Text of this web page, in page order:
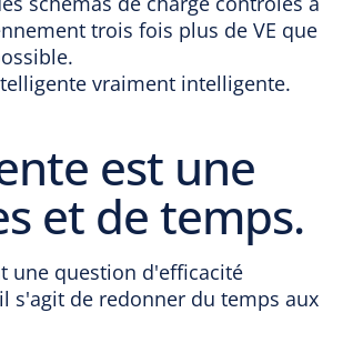
trois fois plus de VE que
vraiment intelligente.
est une
et de temps.
une question d'efficacité
s'agit de redonner du temps aux